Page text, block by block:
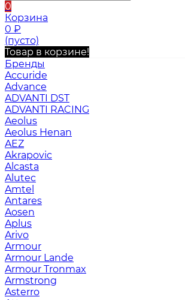
0
Корзина
0 ₽
(пусто)
Товар в корзине!
Бренды
Accuride
Advance
ADVANTI DST
ADVANTI RACING
Aeolus
Aeolus Henan
AEZ
Akrapovic
Alcasta
Alutec
Amtel
Antares
Aosen
Aplus
Arivo
Armour
Armour Lande
Armour Tronmax
Armstrong
Asterro